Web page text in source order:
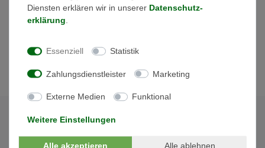
des Haushalts auch beim Netzausfall. Solaranlagen im Eigenheim
mit bis zu 100 Prozent solarer Eigenversorgung.
Diensten erklären wir in unserer Daten­schutz­
erklärung
Essenziell Statistik
Zahlungsdienstleister Marketing
Externe Medien Funktional
Weitere Einstellungen
Alle akzeptieren Alle ablehnen